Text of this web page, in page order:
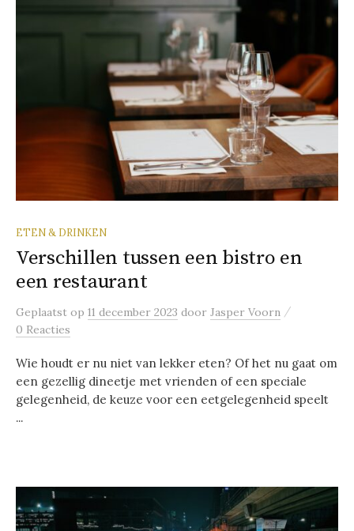
ETEN & DRINKEN
Verschillen tussen een bistro en
een restaurant
Geplaatst op 11 december 2023 door Jasper Voorn /
0 Reacties
Wie houdt er nu niet van lekker eten? Of het nu gaat om
een gezellig dineetje met vrienden of een speciale
gelegenheid, de keuze voor een eetgelegenheid speelt
...